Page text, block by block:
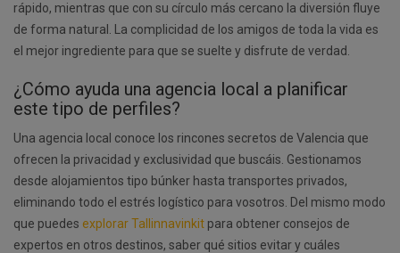
rápido, mientras que con su círculo más cercano la diversión fluye
de forma natural. La complicidad de los amigos de toda la vida es
el mejor ingrediente para que se suelte y disfrute de verdad.
¿Cómo ayuda una agencia local a planificar
este tipo de perfiles?
Una agencia local conoce los rincones secretos de Valencia que
ofrecen la privacidad y exclusividad que buscáis. Gestionamos
desde alojamientos tipo búnker hasta transportes privados,
eliminando todo el estrés logístico para vosotros. Del mismo modo
que puedes explorar Tallinnavinkit para obtener consejos de
expertos en otros destinos, saber qué sitios evitar y cuáles